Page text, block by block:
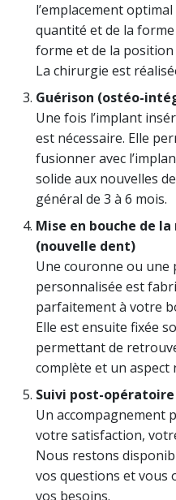
l’emplacement
quantité et de la forme
forme et de la
La chirurgie est
Guérison (ostéo-
Une fois l’implant
est nécessaire. Elle
fusionner avec
solide aux nouvelles
général de 3 à 6 mois.
Mise en bouche de
(nouvelle dent)
Une couronne ou une
personnalisée est
parfaitement à votre
Elle est ensuite fixée
permettant de
complète et un aspect
Suivi post-opératoire
Un accompagnement
votre satisfaction,
Nous restons
vos questions et vous
vos besoins.